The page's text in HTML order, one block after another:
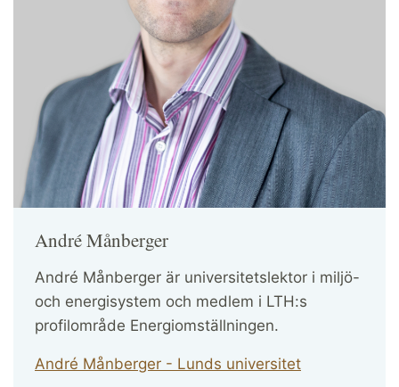
André Månberger
André Månberger är universitetslektor i miljö-
och energisystem och medlem i LTH:s
profilområde Energiomställningen.
André Månberger - Lunds universitet